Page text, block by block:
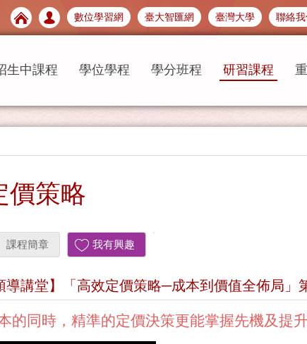
數位學習網 臺大智匯網 臺灣大學 聯絡
生中課程 學位學程 學分班程 研習課程
價策略
課程簡章 我有興趣
導講堂】「高效定價策略─成本到價值全佈局」
的同時，精準的定價決策更能掌握先機及提